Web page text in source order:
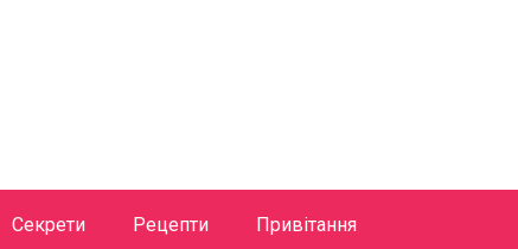
Секрети Рецепти Привітання